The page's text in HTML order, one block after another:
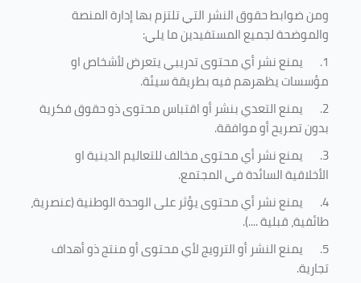
ومن ضوابط حقوق النشر التي تلتزم بها إدارة المنصة
والموضحة لجميع المستفيدين ما يلي:
1.
يمنع نشر أي محتوى تدريبي يتعرض لأشخاص او
مؤسسات يظهرهم فيه بطريقة سيئة.
2.
يمنع التعدي بنشر أو اقتباس محتوى ذو حقوق فكرية
بدون تصريح أو موافقة.
3.
يمنع نشر أي محتوى مخالف للتعاليم الدينية او
الأخلاقية السائدة في المجتمع.
4.
يمنع نشر أي محتوى يؤثر على الوحدة الوطنية (عنصرية،
طائفية، قبلية ....).
5.
يمنع النشر أو الترويج لأي محتوى أو منتج ذو أهداف
تجارية.